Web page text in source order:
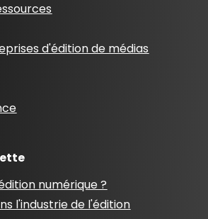
d'édition de médias
numérique ?
l'industrie de l'édition